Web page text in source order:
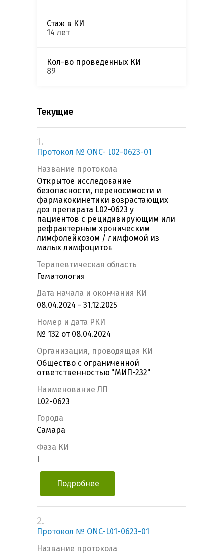
Стаж в КИ
14 лет
Кол-во проведенных КИ
89
Текущие
1.
Протокол № ONC- L02-0623-01
Название протокола
Открытое исследование
безопасности, переносимости и
фармакокинетики возрастающих
доз препарата L02-0623 у
пациентов с рецидивирующим или
рефрактерным хроническим
лимфолейкозом / лимфомой из
малых лимфоцитов
Терапевтическая область
Гематология
Дата начала и окончания КИ
08.04.2024 - 31.12.2025
Номер и дата РКИ
№ 132 от 08.04.2024
Организация, проводящая КИ
Общество с ограниченной
ответственностью "МИП-232"
Наименование ЛП
L02-0623
Города
Самара
Фаза КИ
Подробнее
2.
Протокол № ONC-L01-0623-01
Название протокола